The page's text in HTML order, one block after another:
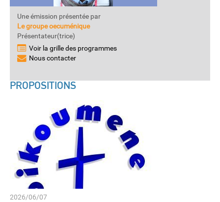
Une émission présentée par
Le groupe oecuménique
Présentateur(trice)
Voir la grille des programmes
Nous contacter
PROPOSITIONS
2026/06/07